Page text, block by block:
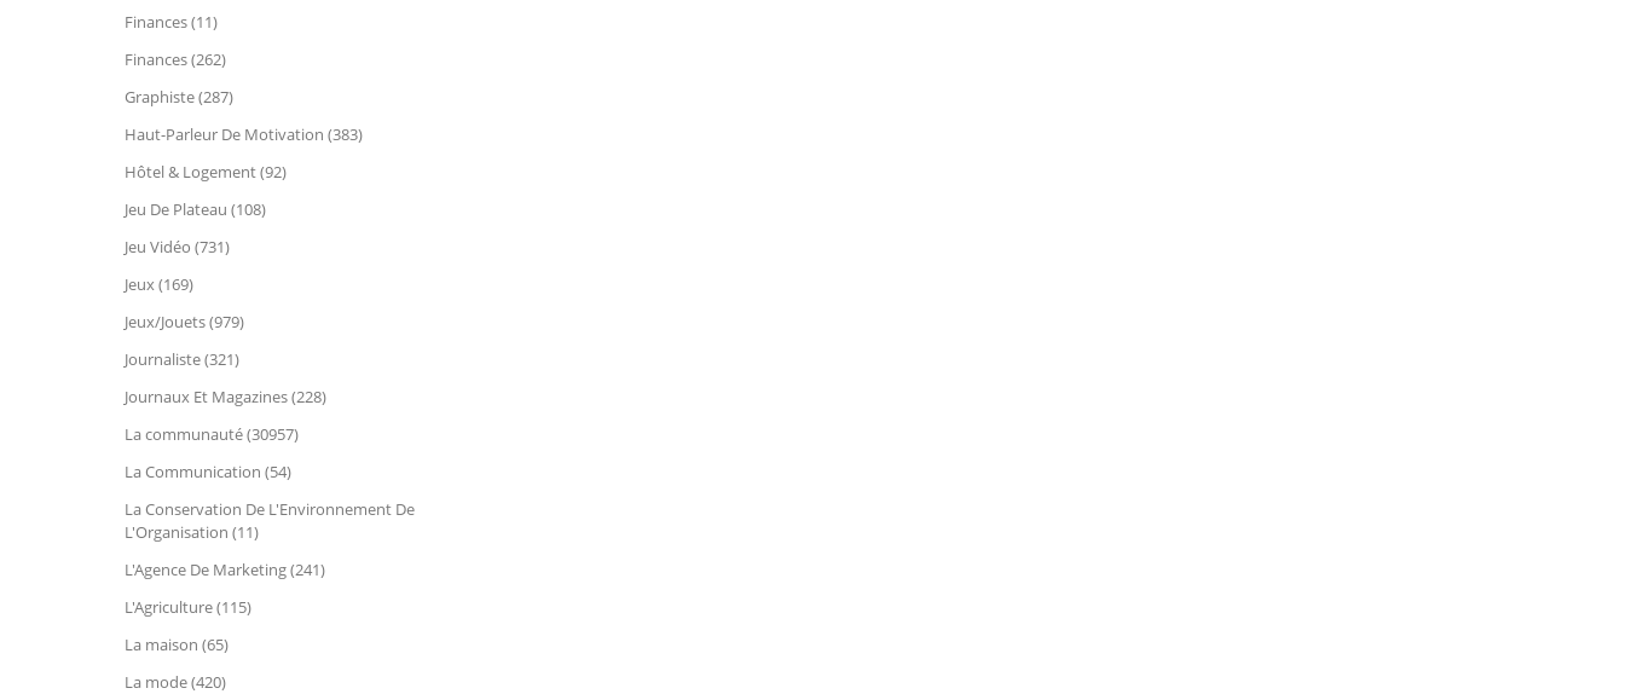
Finances (11)
Finances (262)
Graphiste (287)
Haut-Parleur De Motivation (383)
Hôtel & Logement (92)
Jeu De Plateau (108)
Jeu Vidéo (731)
Jeux (169)
Jeux/Jouets (979)
Journaliste (321)
Journaux Et Magazines (228)
La communauté (30957)
La Communication (54)
La Conservation De L'Environnement De
L'Organisation (11)
L'Agence De Marketing (241)
L'Agriculture (115)
La maison (65)
La mode (420)